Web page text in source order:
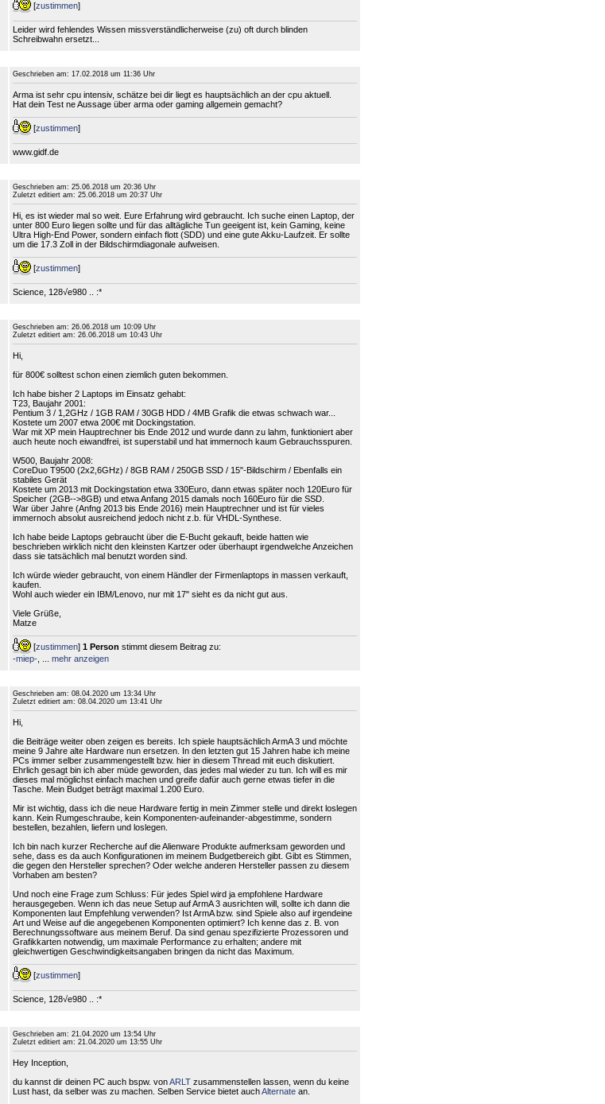
[zustimmen]
Leider wird fehlendes Wissen missverständlicherweise (zu) oft durch blinden
Schreibwahn ersetzt...
Geschrieben am: 17.02.2018 um 11:36 Uhr
Arma ist sehr cpu intensiv, schätze bei dir liegt es hauptsächlich an der cpu aktuell.
Hat dein Test ne Aussage über arma oder gaming allgemein gemacht?
[zustimmen]
www.gidf.de
Geschrieben am: 25.06.2018 um 20:36 Uhr
Zuletzt editiert am: 25.06.2018 um 20:37 Uhr
Hi, es ist wieder mal so weit. Eure Erfahrung wird gebraucht. Ich suche einen Laptop, der
unter 800 Euro liegen sollte und für das alltägliche Tun geeigent ist, kein Gaming, keine
Ultra High-End Power, sondern einfach flott (SDD) und eine gute Akku-Laufzeit. Er sollte
um die 17.3 Zoll in der Bildschirmdiagonale aufweisen.
[zustimmen]
Science, 128√e980 .. :*
Geschrieben am: 26.06.2018 um 10:09 Uhr
Zuletzt editiert am: 26.06.2018 um 10:43 Uhr
Hi,
für 800€ solltest schon einen ziemlich guten bekommen.
Ich habe bisher 2 Laptops im Einsatz gehabt:
T23, Baujahr 2001:
Pentium 3 / 1,2GHz / 1GB RAM / 30GB HDD / 4MB Grafik die etwas schwach war...
Kostete um 2007 etwa 200€ mit Dockingstation.
War mit XP mein Hauptrechner bis Ende 2012 und wurde dann zu lahm, funktioniert aber
auch heute noch eiwandfrei, ist superstabil und hat immernoch kaum Gebrauchsspuren.
W500, Baujahr 2008:
CoreDuo T9500 (2x2,6GHz) / 8GB RAM / 250GB SSD / 15"-Bildschirm / Ebenfalls ein
stabiles Gerät
Kostete um 2013 mit Dockingstation etwa 330Euro, dann etwas später noch 120Euro für
Speicher (2GB-->8GB) und etwa Anfang 2015 damals noch 160Euro für die SSD.
War über Jahre (Anfng 2013 bis Ende 2016) mein Hauptrechner und ist für vieles
immernoch absolut ausreichend jedoch nicht z.b. für VHDL-Synthese.
Ich habe beide Laptops gebraucht über die E-Bucht gekauft, beide hatten wie
beschrieben wirklich nicht den kleinsten Kartzer oder überhaupt irgendwelche Anzeichen
dass sie tatsächlich mal benutzt worden sind.
Ich würde wieder gebraucht, von einem Händler der Firmenlaptops in massen verkauft,
kaufen.
Wohl auch wieder ein IBM/Lenovo, nur mit 17" sieht es da nicht gut aus.
Viele Grüße,
Matze
[zustimmen] 1 Person stimmt diesem Beitrag zu:
-miep-
mehr anzeigen
Geschrieben am: 08.04.2020 um 13:34 Uhr
Zuletzt editiert am: 08.04.2020 um 13:41 Uhr
Hi,
die Beiträge weiter oben zeigen es bereits. Ich spiele hauptsächlich ArmA 3 und möchte
meine 9 Jahre alte Hardware nun ersetzen. In den letzten gut 15 Jahren habe ich meine
PCs immer selber zusammengestellt bzw. hier in diesem Thread mit euch diskutiert.
Ehrlich gesagt bin ich aber müde geworden, das jedes mal wieder zu tun. Ich will es mir
dieses mal möglichst einfach machen und greife dafür auch gerne etwas tiefer in die
Tasche. Mein Budget beträgt maximal 1.200 Euro.
Mir ist wichtig, dass ich die neue Hardware fertig in mein Zimmer stelle und direkt loslegen
kann. Kein Rumgeschraube, kein Komponenten-aufeinander-abgestimme, sondern
bestellen, bezahlen, liefern und loslegen.
Ich bin nach kurzer Recherche auf die Alienware Produkte aufmerksam geworden und
sehe, dass es da auch Konfigurationen im meinem Budgetbereich gibt. Gibt es Stimmen,
die gegen den Hersteller sprechen? Oder welche anderen Hersteller passen zu diesem
Vorhaben am besten?
Und noch eine Frage zum Schluss: Für jedes Spiel wird ja empfohlene Hardware
herausgegeben. Wenn ich das neue Setup auf ArmA 3 ausrichten will, sollte ich dann die
Komponenten laut Empfehlung verwenden? Ist ArmA bzw. sind Spiele also auf irgendeine
Art und Weise auf die angegebenen Komponenten optimiert? Ich kenne das z. B. von
Berechnungssoftware aus meinem Beruf. Da sind genau spezifizierte Prozessoren und
Grafikkarten notwendig, um maximale Performance zu erhalten; andere mit
gleichwertigen Geschwindigkeitsangaben bringen da nicht das Maximum.
[zustimmen]
Science, 128√e980 .. :*
Geschrieben am: 21.04.2020 um 13:54 Uhr
Zuletzt editiert am: 21.04.2020 um 13:55 Uhr
Hey Inception,
du kannst dir deinen PC auch bspw. vonARLT zusammenstellen lassen, wenn du keine
Lust hast, da selber was zu machen. Selben Service bietet auchAlternate an.